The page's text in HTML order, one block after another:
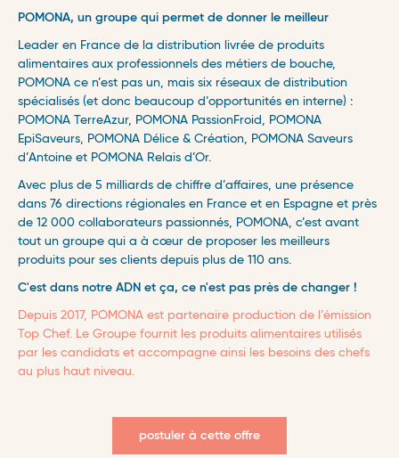
POMONA, un groupe qui permet de donner le meilleur ​
Leader en France de la distribution livrée de produits
alimentaires aux professionnels des métiers de bouche,
POMONA ce n’est pas un, mais six réseaux de distribution
spécialisés (et donc beaucoup d’opportunités en interne) :
POMONA TerreAzur, POMONA PassionFroid, POMONA
EpiSaveurs, POMONA Délice & Création, POMONA Saveurs
d’Antoine et POMONA Relais d’Or. ​
Avec plus de 5 milliards de chiffre d’affaires, une présence
dans 76 directions régionales en France et en Espagne et près
de 12 000 collaborateurs passionnés, POMONA, c’est avant
tout un groupe qui a à cœur de proposer les meilleurs
produits pour ses clients depuis plus de 110 ans. ​
C'est dans notre ADN et ça, ce n'est pas près de changer !
Depuis 2017, POMONA est partenaire production de l’émission
Top Chef. Le Groupe fournit les produits alimentaires utilisés
par les candidats et accompagne ainsi les besoins des chefs
au plus haut niveau.
postuler à cette offre